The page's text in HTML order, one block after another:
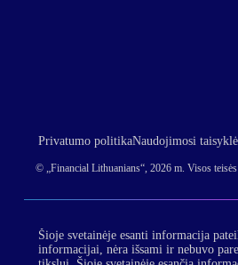
Privatumo politikaNaudojimosi
© „Financial Lithuanians“, 2026 m. Visos
Šioje svetainėje esanti informacija
informacijai, nėra išsami ir nebuvo